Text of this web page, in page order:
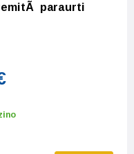
paraurti